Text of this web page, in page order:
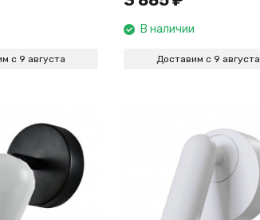
с 9 августа
В наличии
Доставим с 9 августа